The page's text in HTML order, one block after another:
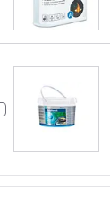
anzeigen